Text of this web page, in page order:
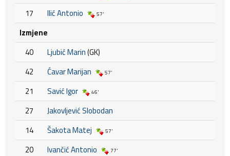
17 Ilić Antonio 57'
Izmjene
40
Ljubić Marin(GK)
42
Ćavar Marijan 57'
21 Savić Igor 46'
27
Jakovljević Slobodan
14
Šakota Matej 57'
20 Ivančić Antonio 77'